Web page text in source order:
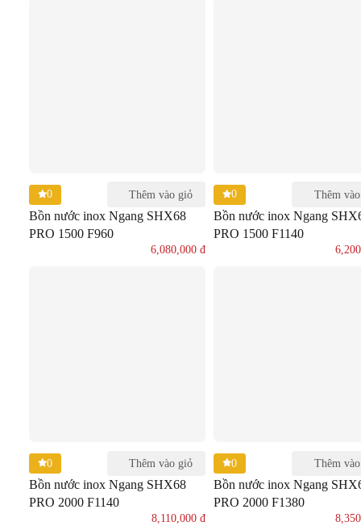
0 Thêm vào giỏ
Bồn nước inox Ngang SHX68
PRO 1500 F960
6,080,000 đ
0 Thêm
Bồn nước inox Ngang
PRO 1500 F1140
0 Thêm vào giỏ
Bồn nước inox Ngang SHX68
PRO 2000 F1140
8,110,000 đ
0 Thêm
Bồn nước inox Ngang
PRO 2000 F1380